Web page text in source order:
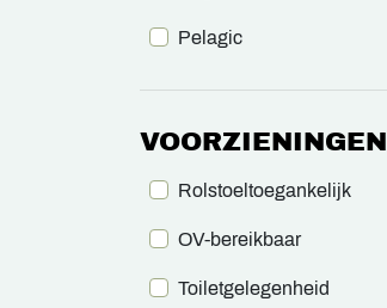
Pelagic
VOORZIENINGEN
Rolstoeltoegankelijk
OV-bereikbaar
Toiletgelegenheid